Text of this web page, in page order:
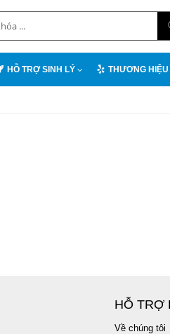
HỖ TRỢ SINH LÝ THƯƠNG HIỆU
HỖ TRỢ
Về chúng tôi